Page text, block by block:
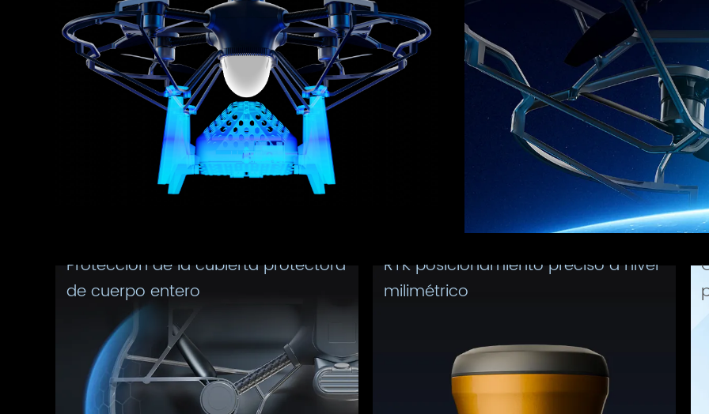
Protección de la cubierta protectora
de cuerpo entero
RTK posicionamiento preciso a nivel
milimétrico